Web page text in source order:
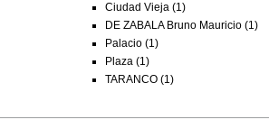
Ciudad Vieja (1)
DE ZABALA Bruno Mauricio (1)
Palacio (1)
Plaza (1)
TARANCO (1)